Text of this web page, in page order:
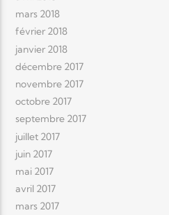
mars 2018
février 2018
janvier 2018
décembre 2017
novembre 2017
octobre 2017
septembre 2017
juillet 2017
juin 2017
mai 2017
avril 2017
mars 2017